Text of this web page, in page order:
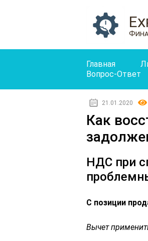
Главная
Вопрос-Ответ
21.01.2020
Как
НДС при
С позиции
Вычет